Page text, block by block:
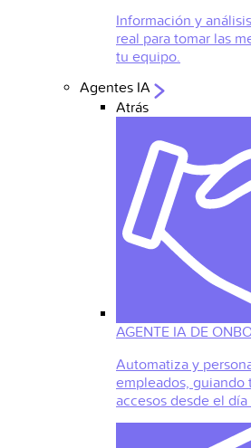
Información y
real para tomar las
tu equipo.
Agentes IA
Atrás
AGENTE IA DE
Automatiza y
empleados, guiando
accesos desde el día